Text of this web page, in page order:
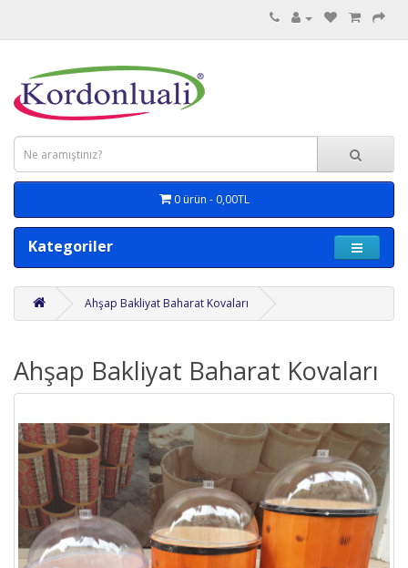
0 ürün - 0,00TL
Kategoriler
Ahşap Bakliyat Baharat Kovaları
Ahşap Bakliyat Baharat Kovaları